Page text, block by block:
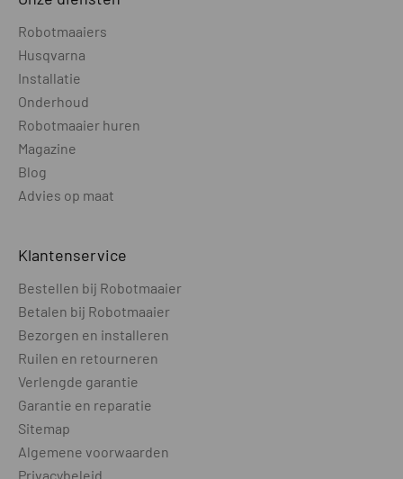
Robotmaaiers
Husqvarna
Installatie
Onderhoud
Robotmaaier huren
Magazine
Blog
Advies op maat
Klantenservice
Bestellen bij Robotmaaier
Betalen bij Robotmaaier
Bezorgen en installeren
Ruilen en retourneren
Verlengde garantie
Garantie en reparatie
Sitemap
Algemene voorwaarden
Privacybeleid